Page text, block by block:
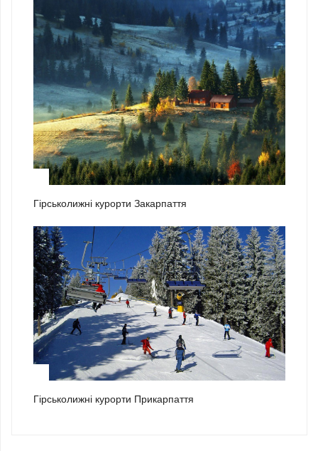
Гірськолижні курорти Закарпаття
Гірськолижні курорти Прикарпаття